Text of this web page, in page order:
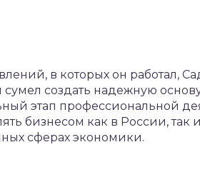
в которых он работал,
создать надежную
этап профессиональной
бизнесом как в России, так
сферах экономики.